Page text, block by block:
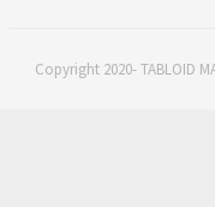
Copyright 2020- TABLOID